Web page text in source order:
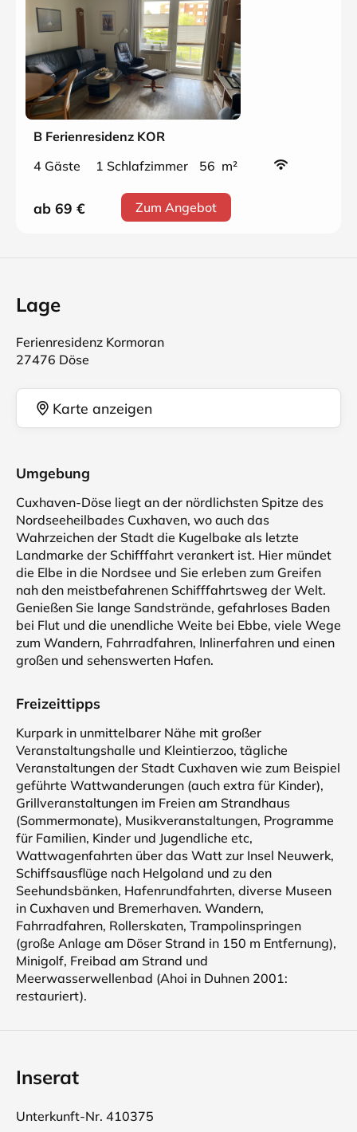
B Ferienresidenz KOR
4 Gäste
1 Schlafzimmer 56 m²
ab 69 € Zum Angebot
Lage
Ferienresidenz Kormoran
27476 Döse
Karte anzeigen
Umgebung
Cuxhaven-Döse liegt an der nördlichsten Spitze des
Nordseeheilbades Cuxhaven, wo auch das
Wahrzeichen der Stadt die Kugelbake als letzte
Landmarke der Schifffahrt verankert ist. Hier mündet
die Elbe in die Nordsee und Sie erleben zum Greifen
nah den meistbefahrenen Schifffahrtsweg der Welt.
Genießen Sie lange Sandstrände, gefahrloses Baden
bei Flut und die unendliche Weite bei Ebbe, viele Wege
zum Wandern, Fahrradfahren, Inlinerfahren und einen
großen und sehenswerten Hafen.
Freizeittipps
Kurpark in unmittelbarer Nähe mit großer
Veranstaltungshalle und Kleintierzoo, tägliche
Veranstaltungen der Stadt Cuxhaven wie zum Beispiel
geführte Wattwanderungen (auch extra für Kinder),
Grillveranstaltungen im Freien am Strandhaus
(Sommermonate), Musikveranstaltungen, Programme
für Familien, Kinder und Jugendliche etc,
Wattwagenfahrten über das Watt zur Insel Neuwerk,
Schiffsausflüge nach Helgoland und zu den
Seehundsbänken, Hafenrundfahrten, diverse Museen
in Cuxhaven und Bremerhaven. Wandern,
Fahrradfahren, Rollerskaten, Trampolinspringen
(große Anlage am Döser Strand in 150 m Entfernung),
Minigolf, Freibad am Strand und
Meerwasserwellenbad (Ahoi in Duhnen 2001:
restauriert).
Inserat
Unterkunft-Nr. 410375